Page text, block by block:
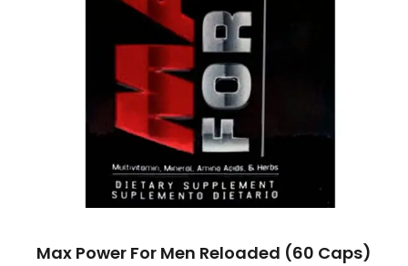
Max Power For Men Reloaded (60 Caps)